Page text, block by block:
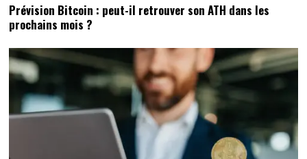
Prévision Bitcoin : peut-il retrouver son ATH dans les
prochains mois ?